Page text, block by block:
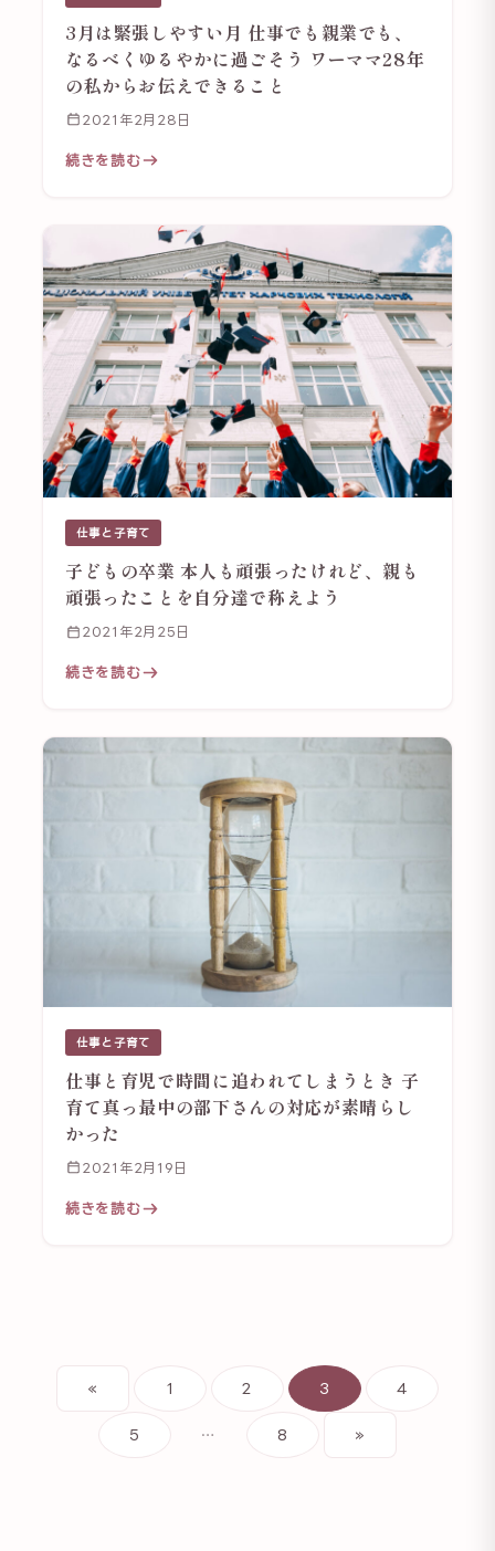
3月は緊張しやすい月 仕事でも親業でも、
なるべくゆるやかに過ごそう ワーママ28年
の私からお伝えできること
2021年2月28日
続きを読む
仕事と子育て
子どもの卒業 本人も頑張ったけれど、親も
頑張ったことを自分達で称えよう
2021年2月25日
続きを読む
仕事と子育て
仕事と育児で時間に追われてしまうとき 子
育て真っ最中の部下さんの対応が素晴らし
かった
2021年2月19日
続きを読む
« 1 2 3 4
5 … 8 »